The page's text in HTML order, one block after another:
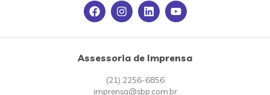
Assessoria de Imprensa
(21) 2256-6856
imprensa@sbp.com.br